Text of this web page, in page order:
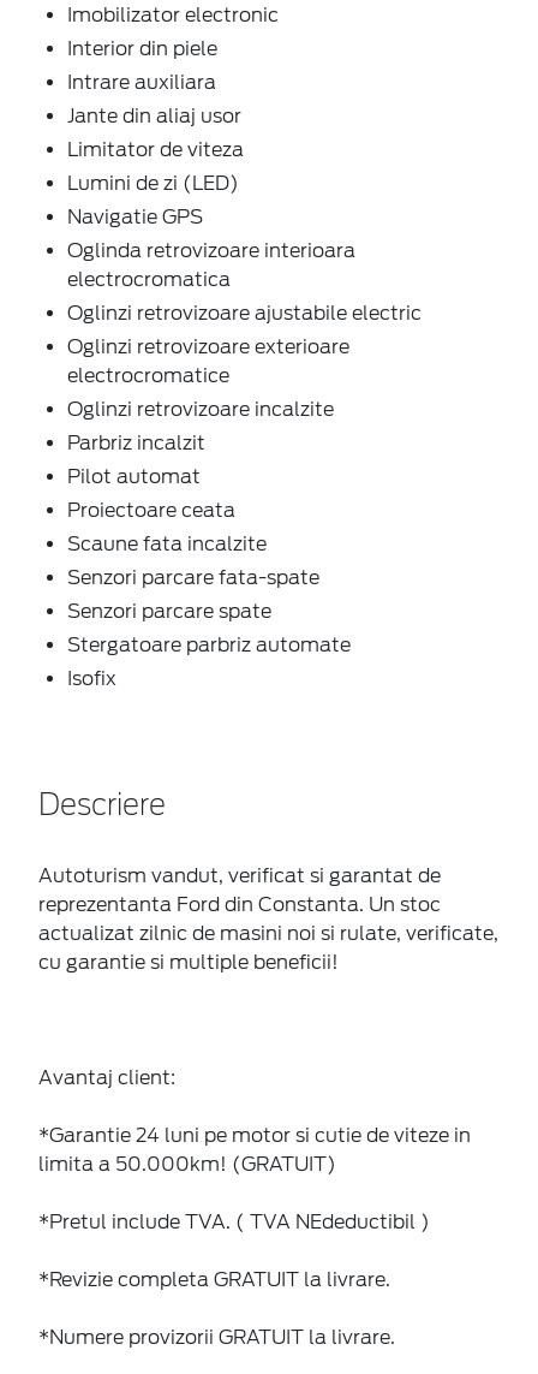
Imobilizator electronic
Interior din piele
Intrare auxiliara
Jante din aliaj usor
Limitator de viteza
Lumini de zi (LED)
Navigatie GPS
Oglinda retrovizoare interioara
electrocromatica
Oglinzi retrovizoare ajustabile electric
Oglinzi retrovizoare exterioare
electrocromatice
Oglinzi retrovizoare incalzite
Parbriz incalzit
Pilot automat
Proiectoare ceata
Scaune fata incalzite
Senzori parcare fata-spate
Senzori parcare spate
Stergatoare parbriz automate
Isofix
Descriere
Autoturism vandut, verificat si garantat de
reprezentanta Ford din Constanta. Un stoc
actualizat zilnic de masini noi si rulate, verificate,
cu garantie si multiple beneficii!
Avantaj client:
*Garantie 24 luni pe motor si cutie de viteze in
limita a 50.000km! (GRATUIT)
*Pretul include TVA. ( TVA NEdeductibil )
*Revizie completa GRATUIT la livrare.
*Numere provizorii GRATUIT la livrare.